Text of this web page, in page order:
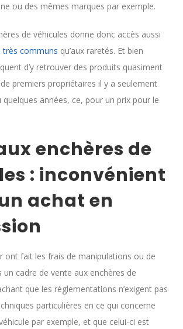
ou des mêmes marques par exemple.
de véhicules donne donc accès aussi
très communs qu’aux raretés. Et bien
d’y retrouver des produits quasiment
premiers propriétaires il y a seulement
années, ce, pour un prix pour le
enchères de
: inconvénient
achat en
ont fait les frais de manipulations ou de
un cadre de vente aux enchères de
que les réglementations n’exigent pas
particulières en ce qui concerne
par exemple, et que celui-ci est